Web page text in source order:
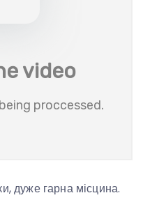
дуже гарна місцина.